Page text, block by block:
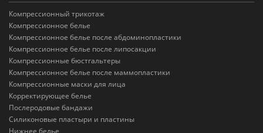
Компрессионный трикотаж
Компрессионное белье
Компрессионное белье после абдоминопластики
Компрессионное белье после липосакции
Компрессионные бюстгальтеры
Компрессионное белье после маммопластики
Компрессионные маски для лица
Корректирующее белье
Послеродовые бандажи
Силиконовые пластыри и пластины